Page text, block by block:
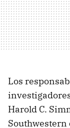
Los
Harold C.
Southwestern